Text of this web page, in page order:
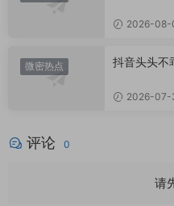
2026-08-
微密热点
抖音头头不
2026-07-
评论 0
请